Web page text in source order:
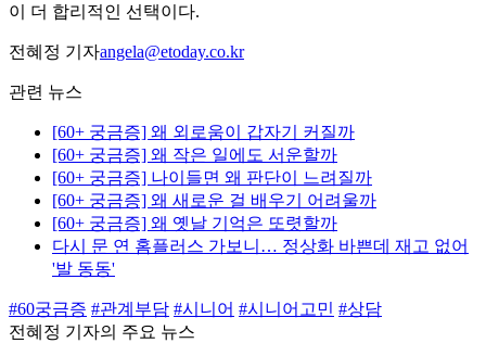
이 더 합리적인 선택이다.
전혜정 기자angela@etoday.co.kr
관련 뉴스
[60+ 궁금증] 왜 외로움이 갑자기 커질까
[60+ 궁금증] 왜 작은 일에도 서운할까
[60+ 궁금증] 나이들면 왜 판단이 느려질까
[60+ 궁금증] 왜 새로운 걸 배우기 어려울까
[60+ 궁금증] 왜 옛날 기억은 또렷할까
다시 문 연 홈플러스 가보니… 정상화 바쁜데 재고 없어
'발 동동'
#60궁금증 #관계부담 #시니어 #시니어고민 #상담
전혜정 기자의 주요 뉴스